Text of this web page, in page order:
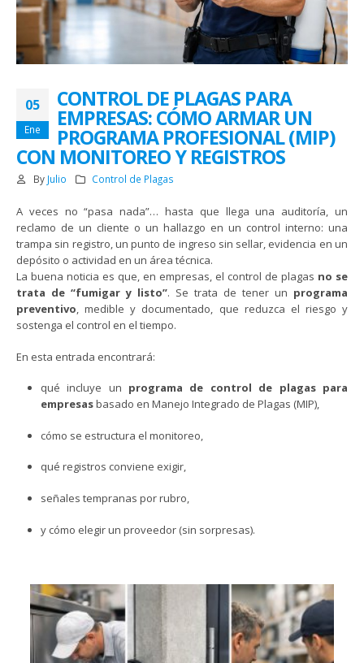
05
Ene
CONTROL DE PLAGAS PARA
EMPRESAS: CÓMO ARMAR UN
PROGRAMA PROFESIONAL (MIP)
CON MONITOREO Y REGISTROS
By Julio Control de Plagas
A veces no “pasa nada”… hasta que llega una auditoría, un
reclamo de un cliente o un hallazgo en un control interno: una
trampa sin registro, un punto de ingreso sin sellar, evidencia en un
depósito o actividad en un área técnica.
La buena noticia es que, en empresas, el control de plagas no se
trata de “fumigar y listo”. Se trata de tener un programa
preventivo, medible y documentado, que reduzca el riesgo y
sostenga el control en el tiempo.
En esta entrada encontrará:
qué incluye un programa de control de plagas para
empresasbasado en Manejo Integrado de Plagas (MIP),
cómo se estructura el monitoreo,
qué registros conviene exigir,
señales tempranas por rubro,
y cómo elegir un proveedor (sin sorpresas).